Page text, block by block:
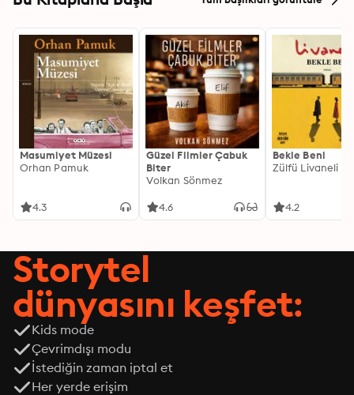
Masumiyet Müzesi
Orhan Pamuk
4.3
Güzel Filmler Çabuk
Biter
Volkan Sönmez
4.6
Bekle Beni
Zülfü Livaneli
4.2
Storytel
dünyasını keşfet:
Kids mode
Çevrimdışı modu
İstediğin zaman iptal et
Her yerde erişim